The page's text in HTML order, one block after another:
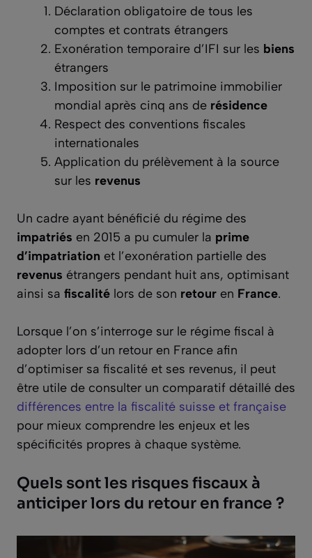
Déclaration obligatoire de tous les
comptes et contrats étrangers
Exonération temporaire d’IFI sur les biens
étrangers
Imposition sur le patrimoine immobilier
mondial après cinq ans de résidence
Respect des conventions fiscales
internationales
Application du prélèvement à la source
sur les revenus
Un cadre ayant bénéficié du régime des
impatriés en 2015 a pu cumuler la prime
d’impatriation et l’exonération partielle des
revenus étrangers pendant huit ans, optimisant
ainsi sa fiscalité lors de son retour en France.
Lorsque l’on s’interroge sur le régime fiscal à
adopter lors d’un retour en France afin
d’optimiser sa fiscalité et ses revenus, il peut
être utile de consulter un comparatif détaillé des
différences entre la fiscalité suisse et française
pour mieux comprendre les enjeux et les
spécificités propres à chaque système.
Quels sont les risques fiscaux à
anticiper lors du retour en france ?